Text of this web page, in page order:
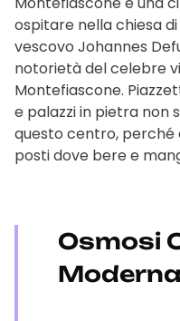
ospitare nella chiesa
vescovo Johannes
notorietà del celebre
Montefiascone.
e palazzi in pietra non
questo centro, perché
posti dove bere e
Osmosi
Moderna